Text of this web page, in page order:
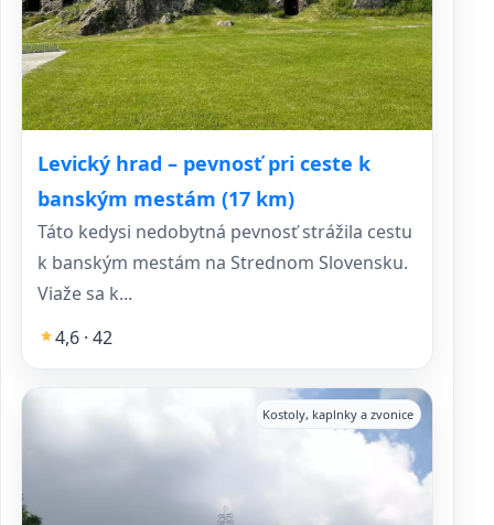
Levický hrad – pevnosť pri ceste k
banským mestám (17 km)
Táto kedysi nedobytná pevnosť strážila cestu
k banským mestám na Strednom Slovensku.
Viaže sa k...
4,6 · 42
Kostoly, kaplnky a zvonice